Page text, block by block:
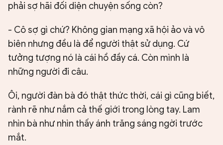
phải sợ hãi đối diện chuyện sống còn?
- Cô sợ gì chứ? Không gian mạng xã hội ảo và vô
biên nhưng đều là để người thật sử dụng. Cứ
tưởng tượng nó là cái hồ đầy cá. Còn mình là
những người đi câu.
Ôi, người đàn bà đó thật thức thời, cái gì cũng biết,
rành rẽ như nắm cả thế giới trong lòng tay. Lam
nhìn bà như nhìn thấy ánh trăng sáng ngời trước
mắt.